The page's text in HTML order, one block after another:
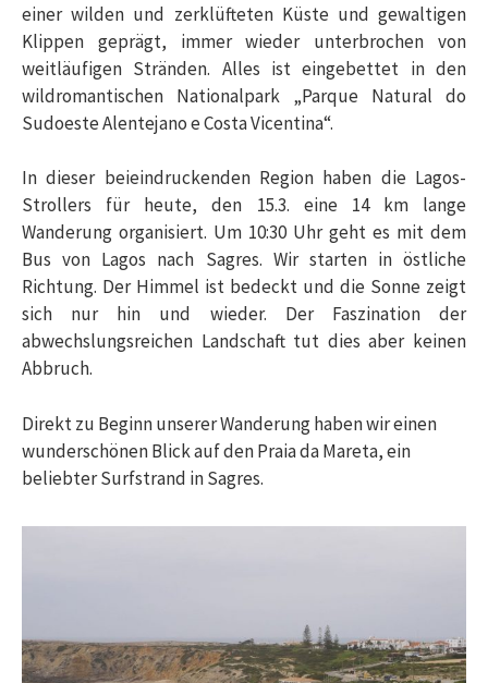
einer wilden und zerklüfteten Küste und gewaltigen
Klippen geprägt, immer wieder unterbrochen von
weitläufigen Stränden. Alles ist eingebettet in den
wildromantischen Nationalpark „Parque Natural do
Sudoeste Alentejano e Costa Vicentina“.
In dieser beieindruckenden Region haben die Lagos-
Strollers für heute, den 15.3. eine 14 km lange
Wanderung organisiert. Um 10:30 Uhr geht es mit dem
Bus von Lagos nach Sagres. Wir starten in östliche
Richtung. Der Himmel ist bedeckt und die Sonne zeigt
sich nur hin und wieder. Der Faszination der
abwechslungsreichen Landschaft tut dies aber keinen
Abbruch.
Direkt zu Beginn unserer Wanderung haben wir einen
wunderschönen Blick auf den Praia da Mareta, ein
beliebter Surfstrand in Sagres.